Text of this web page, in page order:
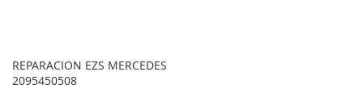
REPARACION EZS MERCEDES
2095450508